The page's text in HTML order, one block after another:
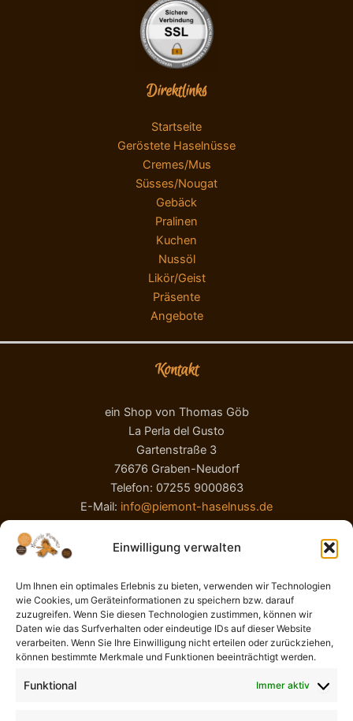
Einwilligung verwalten
Um Ihnen ein optimales Erlebnis zu bieten, verwenden wir Technologien
wie Cookies, um Geräteinformationen zu speichern bzw. darauf
zuzugreifen. Wenn Sie diesen Technologien zustimmen, können wir
Daten wie das Surfverhalten oder eindeutige IDs auf dieser Website
verarbeiten. Wenn Sie Ihre Einwilligung nicht erteilen oder zurückziehen,
können bestimmte Merkmale und Funktionen beeinträchtigt werden.
Funktional Immer aktiv
Direktlinks
Startseite
Geröstete Haselnüsse
Cremes/Mus
Süsses/Nougat
Gebäck
Pralinen
Kuchen
Nussöl
Likör/Geist
Präsente
Angebote
Kontakt
ein Shop von Thomas Göb
La Perla del Gusto
Gartenstraße 3
76676 Graben-Neudorf
Telefon: 07255 9000863
E-Mail: info@piemont-haselnuss.de
AGB